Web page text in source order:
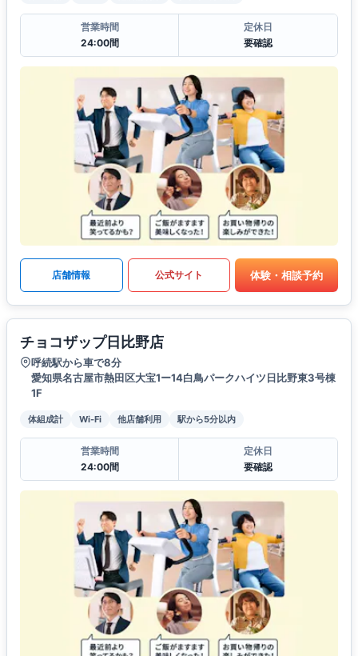
営業時間
24:00間
定休日
要確認
店舗情報 公式サイト 体験・相談予約
チョコザップ日比野店
呼続駅から車で8分
愛知県名古屋市熱田区大宝1ー14白鳥パークハイツ日比野東3号棟
1F
体組成計 Wi-Fi 他店舗利用 駅から5分以内
営業時間
24:00間
定休日
要確認